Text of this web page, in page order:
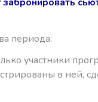
периода:
участники
в ней,